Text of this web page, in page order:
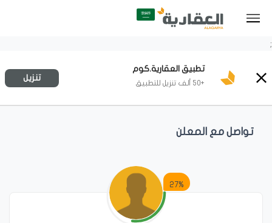
;
تطبيق العقارية.كوم
+50 ألف تنزيل للتطبيق
تنزيل
تواصل مع المعلن
27%